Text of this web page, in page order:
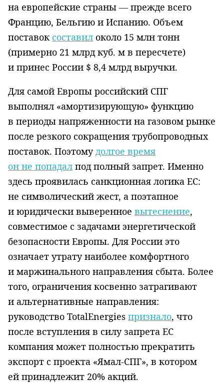
на европейские страны — прежде всего
Францию, Бельгию и Испанию. Объем
поставок составил около 15 млн тонн
(примерно 21 млрд куб. м в пересчете)
и принес России $ 8,4 млрд выручки.
Для самой Европы российский СПГ
выполнял «амортизирующую» функцию
в периоды напряженности на газовом рынке
после резкого сокращения трубопроводных
поставок. Поэтому долгое время
он не попадал под полный запрет. Именно
здесь проявилась санкционная логика ЕС:
не символический жест, а поэтапное
и юридически выверенное вытеснение,
совместимое с задачами энергетической
безопасности Европы. Для России это
означает утрату наиболее комфортного
и маржинального направления сбыта. Более
того, ограничения косвенно затрагивают
и альтернативные направления:
руководство TotalEnergies признало, что
после вступления в силу запрета ЕС
компания может полностью прекратить
экспорт с проекта «Ямал-СПГ», в котором
ей принадлежит 20% акций.